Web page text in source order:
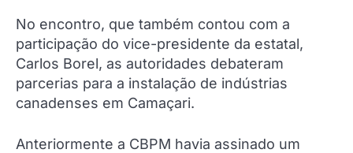
No encontro, que também contou com a
participação do vice-presidente da estatal,
Carlos Borel, as autoridades debateram
parcerias para a instalação de indústrias
canadenses em Camaçari.
Anteriormente a CBPM havia assinado um